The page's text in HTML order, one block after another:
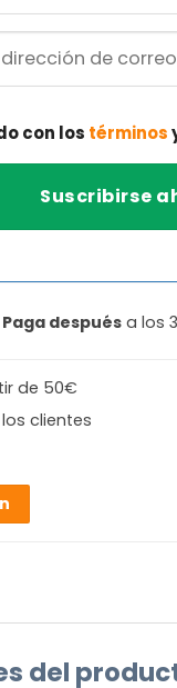
con los términos
Paga después a los
de 50€
clientes
del